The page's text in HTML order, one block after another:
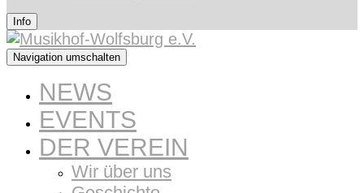
Info
Navigation umschalten
NEWS
EVENTS
DER VEREIN
Wir über uns